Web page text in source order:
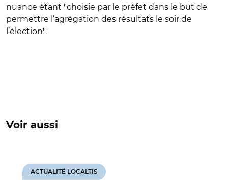
nuance étant "choisie par le préfet dans le but de
permettre l’agrégation des résultats le soir de
l’élection".
Voir aussi
ACTUALITÉ LOCALTIS